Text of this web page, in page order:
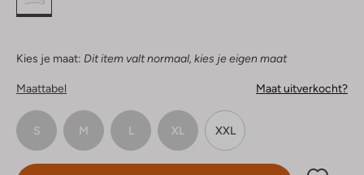
Kies je maat: Dit item valt normaal, kies je eigen maat
Maattabel Maat uitverkocht?
S M L XL XXL